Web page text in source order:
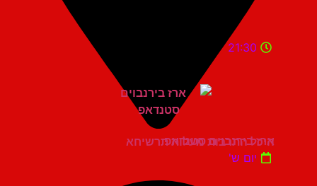
היכל התרבות מעלות תרשיחא
21:30
ארז בירנבוים סטנדאפ
יום ש'